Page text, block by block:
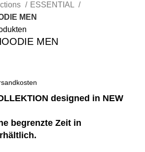
ESSENTIAL
MEN
MEN
designed in NEW
begrenzte Zeit in